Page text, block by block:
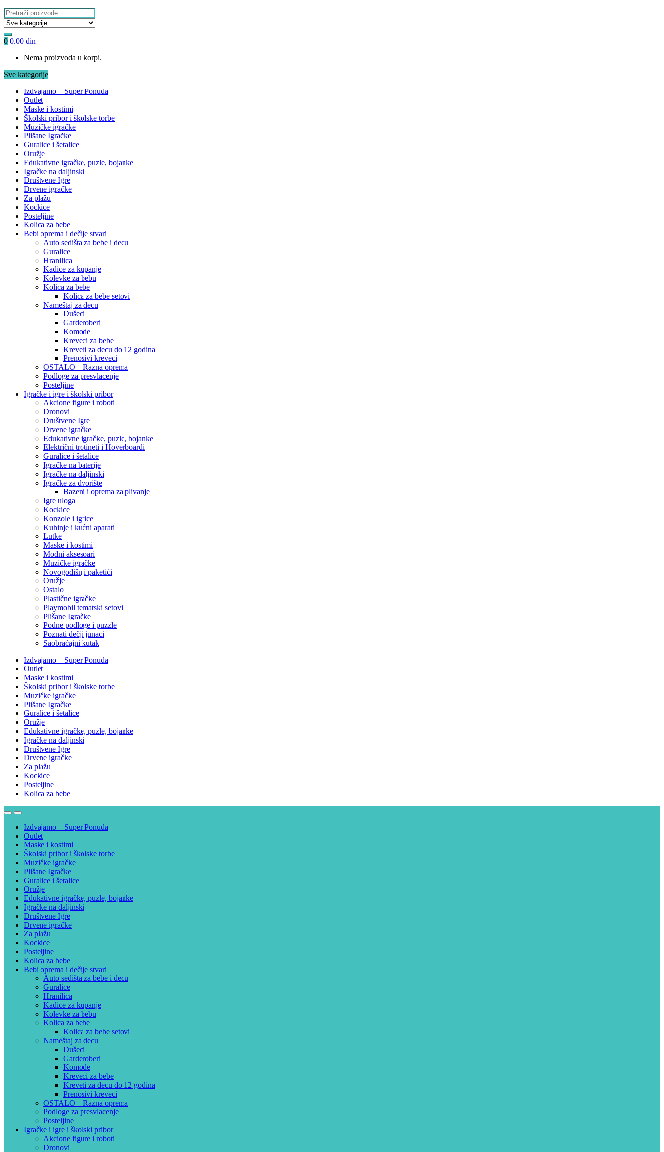
Search
for:
0 0.00 din
Nema proizvoda u korpi.
Sve kategorije
Izdvajamo – Super Ponuda
Outlet
Maske i kostimi
Školski pribor i školske torbe
Muzičke igračke
Plišane Igračke
Guralice i šetalice
Oružje
Edukativne igračke, puzle, bojanke
Igračke na daljinski
Društvene Igre
Drvene igračke
Za plažu
Kockice
Posteljine
Kolica za bebe
Bebi oprema i dečije stvari
Auto sedišta za bebe i decu
Guralice
Hranilica
Kadice za kupanje
Kolevke za bebu
Kolica za bebe
Kolica za bebe setovi
Nameštaj za decu
Dušeci
Garderoberi
Komode
Kreveci za bebe
Kreveti za decu do 12 godina
Prenosivi kreveci
OSTALO – Razna oprema
Podloge za presvlacenje
Posteljine
Igračke i igre i školski pribor
Akcione figure i roboti
Dronovi
Društvene Igre
Drvene igračke
Edukativne igračke, puzle, bojanke
Električni trotineti i Hoverboardi
Guralice i šetalice
Igračke na baterije
Igračke na daljinski
‎Igračke za dvorište
Bazeni i oprema za plivanje
Igre uloga
Kockice
Konzole i igrice
Kuhinje i kućni aparati
Lutke
Maske i kostimi
Modni aksesoari
Muzičke igračke
Novogodišnji paketići
Oružje
Ostalo
Plastične igračke
Playmobil tematski setovi
Plišane Igračke
Podne podloge i puzzle
Poznati dečji junaci
Saobraćajni kutak
Izdvajamo – Super Ponuda
Outlet
Maske i kostimi
Školski pribor i školske torbe
Muzičke igračke
Plišane Igračke
Guralice i šetalice
Oružje
Edukativne igračke, puzle, bojanke
Igračke na daljinski
Društvene Igre
Drvene igračke
Za plažu
Kockice
Posteljine
Kolica za bebe
Izdvajamo – Super Ponuda
Outlet
Maske i kostimi
Školski pribor i školske torbe
Muzičke igračke
Plišane Igračke
Guralice i šetalice
Oružje
Edukativne igračke, puzle, bojanke
Igračke na daljinski
Društvene Igre
Drvene igračke
Za plažu
Kockice
Posteljine
Kolica za bebe
Bebi oprema i dečije stvari
Auto sedišta za bebe i decu
Guralice
Hranilica
Kadice za kupanje
Kolevke za bebu
Kolica za bebe
Kolica za bebe setovi
Nameštaj za decu
Dušeci
Garderoberi
Komode
Kreveci za bebe
Kreveti za decu do 12 godina
Prenosivi kreveci
OSTALO – Razna oprema
Podloge za presvlacenje
Posteljine
Igračke i igre i školski pribor
Akcione figure i roboti
Dronovi